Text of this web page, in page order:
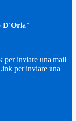
D'Oria"
per inviare una mail
per inviare una